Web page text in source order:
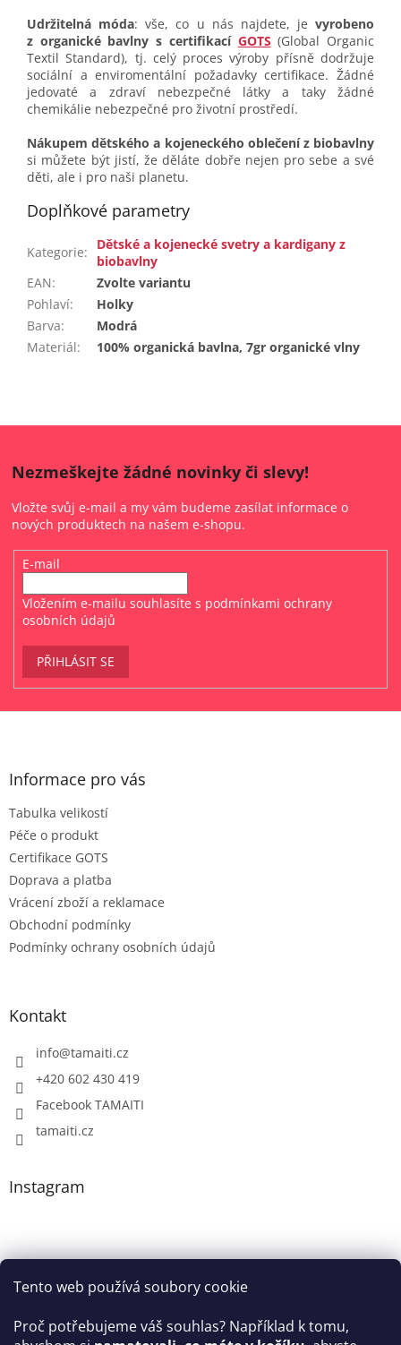
Tento web používá soubory cookie
Proč potřebujeme váš souhlas? Například k tomu,
Udržitelná móda: vše, co u nás najdete, je vyrobeno
z organické bavlny s certifikací GOTS (Global Organic
Textil Standard), tj. celý proces výroby přísně dodržuje
sociální a enviromentální požadavky certifikace. Žádné
jedovaté a zdraví nebezpečné látky a taky žádné
chemikálie nebezpečné pro životní prostředí.
Nákupem dětského a kojeneckého oblečení z biobavlny
si můžete být jistí, že děláte dobře nejen pro sebe a své
děti, ale i pro naši planetu.
Doplňkové parametry
Kategorie:
Dětské a kojenecké svetry a kardigany z
biobavlny
EAN:
Zvolte variantu
Pohlaví:
Holky
Barva:
Modrá
Materiál: 100% organická bavlna, 7gr organické vlny
Nezmeškejte žádné novinky či slevy!
Vložte svůj e-mail a my vám budeme zasílat informace o
nových produktech na našem e-shopu.
E-mail
Vložením e-mailu souhlasíte s podmínkami ochrany
osobních údajů
PŘIHLÁSIT SE
Z
Informace pro vás
Tabulka velikostí
Péče o produkt
Certifikace GOTS
Doprava a platba
Vrácení zboží a reklamace
Obchodní podmínky
Podmínky ochrany osobních údajů
Kontakt
info@tamaiti.cz
+420 602 430 419
Facebook TAMAITI
tamaiti.cz
Instagram